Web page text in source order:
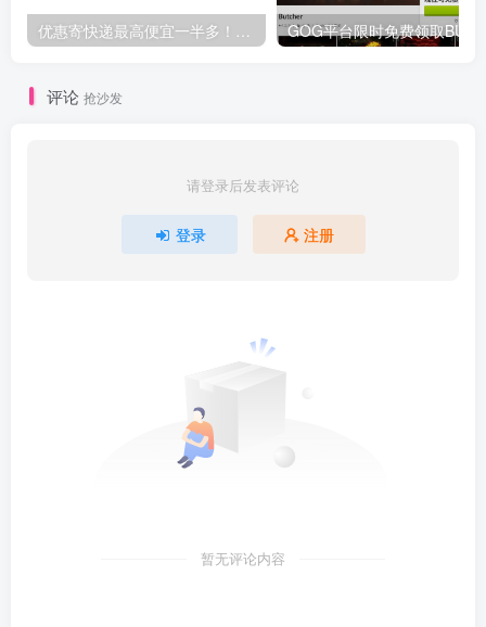
优惠寄快递最高便宜一半多！白鸽惠递
评论 抢沙发
请登录后发表评论
登录 注册
暂无评论内容